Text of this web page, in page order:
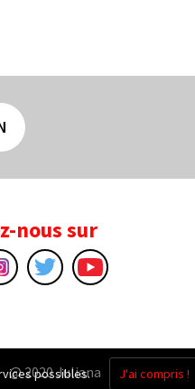
nous sur
@ 2020 Juliana
possibles. J'ai compris !